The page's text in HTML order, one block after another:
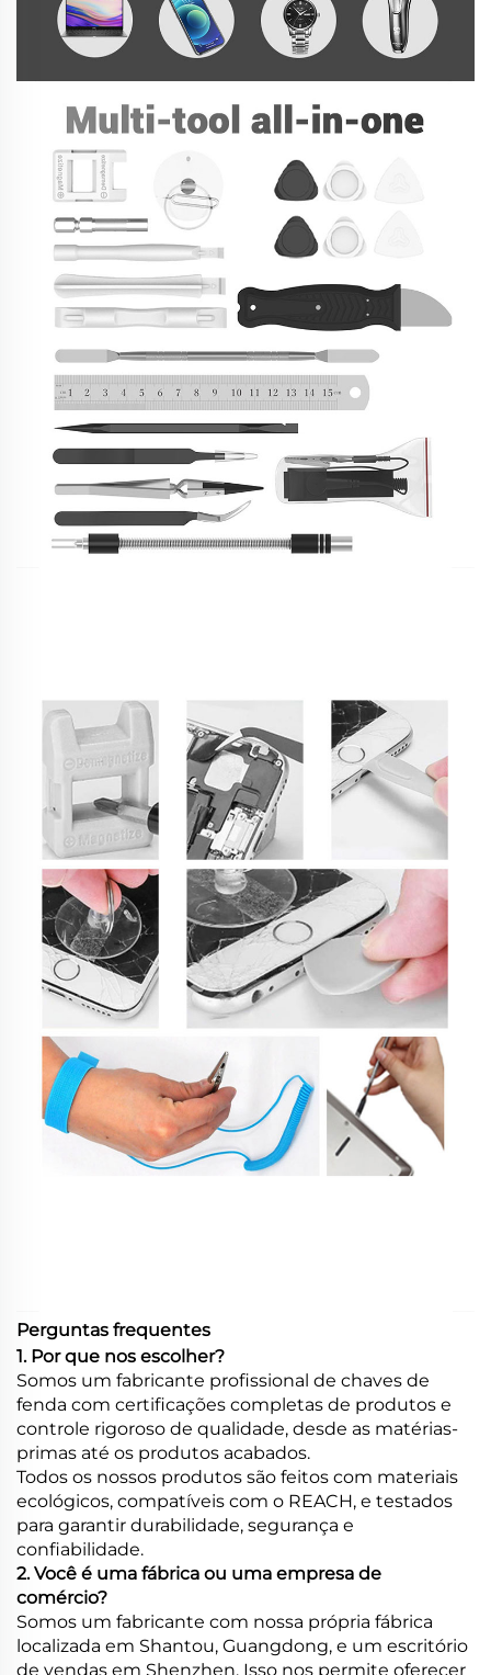
Perguntas frequentes
1. Por que nos escolher?
Somos um fabricante profissional de chaves de
fenda com certificações completas de produtos e
controle rigoroso de qualidade, desde as matérias-
primas até os produtos acabados.
Todos os nossos produtos são feitos com materiais
ecológicos, compatíveis com o REACH, e testados
para garantir durabilidade, segurança e
confiabilidade.
2. Você é uma fábrica ou uma empresa de
comércio?
Somos um fabricante com nossa própria fábrica
localizada em Shantou, Guangdong, e um escritório
de vendas em Shenzhen. Isso nos permite oferecer